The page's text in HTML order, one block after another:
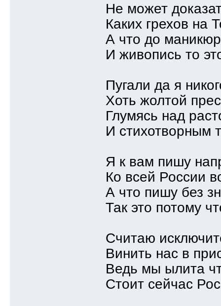
Не может
Каких грехов на
А что до
И живопись то
Пугали да я
Хоть жолтой
Глумясь над
И стихотворным
Я к вам пишу
Ко всей России
А что пишу без
Так это потому
Считаю
Винить нас в
Ведь мы ылита
Стоит сейчас